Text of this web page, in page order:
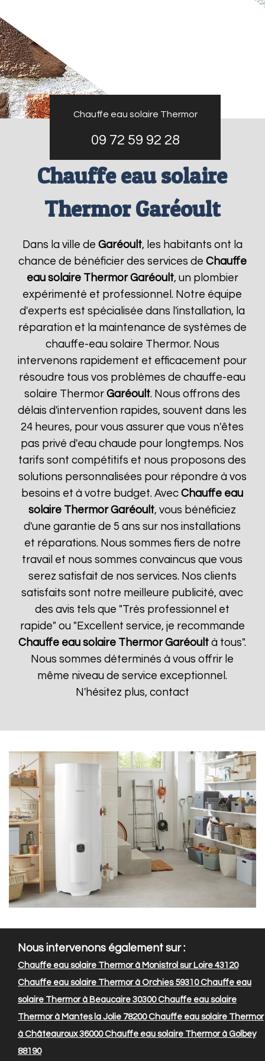
Chauffe eau solaire Thermor
09 72 59 92 28
Chauffe eau solaire
Thermor Garéoult
Dans la ville de Garéoult, les habitants ont la
chance de bénéficier des services de Chauffe
eau solaire Thermor Garéoult, un plombier
expérimenté et professionnel. Notre équipe
d'experts est spécialisée dans l'installation, la
réparation et la maintenance de systèmes de
chauffe-eau solaire Thermor. Nous
intervenons rapidement et efficacement pour
résoudre tous vos problèmes de chauffe-eau
solaire ThermorGaréoult. Nous offrons des
délais d'intervention rapides, souvent dans les
24 heures, pour vous assurer que vous n'êtes
pas privé d'eau chaude pour longtemps. Nos
tarifs sont compétitifs et nous proposons des
solutions personnalisées pour répondre à vos
besoins et à votre budget. AvecChauffe eau
solaire Thermor Garéoult, vous bénéficiez
d'une garantie de 5 ans sur nos installations
et réparations. Nous sommes fiers de notre
travail et nous sommes convaincus que vous
serez satisfait de nos services. Nos clients
satisfaits sont notre meilleure publicité, avec
des avis tels que "Très professionnel et
rapide" ou "Excellent service, je recommande
Chauffe eau solaire Thermor Garéoult à tous".
Nous sommes déterminés à vous offrir le
même niveau de service exceptionnel.
N'hésitez plus, contact
Nous intervenons également sur :
Chauffe eau solaire Thermor à Monistrol sur Loire 43120
Chauffe eau solaire Thermor à Orchies 59310Chauffe eau
solaire Thermor à Beaucaire 30300Chauffe eau solaire
Thermor à Mantes la Jolie 78200Chauffe eau solaire Thermor
à Châteauroux 36000Chauffe eau solaire Thermor à Golbey
88190